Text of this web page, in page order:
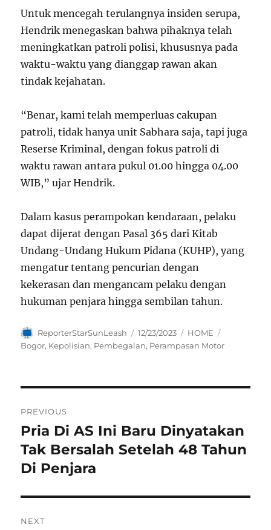
Untuk mencegah terulangnya insiden serupa,
Hendrik menegaskan bahwa pihaknya telah
meningkatkan patroli polisi, khususnya pada
waktu-waktu yang dianggap rawan akan
tindak kejahatan.
“Benar, kami telah memperluas cakupan
patroli, tidak hanya unit Sabhara saja, tapi juga
Reserse Kriminal, dengan fokus patroli di
waktu rawan antara pukul 01.00 hingga 04.00
WIB,” ujar Hendrik.
Dalam kasus perampokan kendaraan, pelaku
dapat dijerat dengan Pasal 365 dari Kitab
Undang-Undang Hukum Pidana (KUHP), yang
mengatur tentang pencurian dengan
kekerasan dan mengancam pelaku dengan
hukuman penjara hingga sembilan tahun.
Author
ReporterStarSunLeash
Posted
on
12/23/2023 Categories
HOME
Bogor, Kepolisian, Pembegalan, Perampasan Motor
pos
PREVIOUS
Previous
post:
Pria Di AS Ini Baru Dinyatakan
Tak Bersalah Setelah 48 Tahun
Di Penjara
NEXT